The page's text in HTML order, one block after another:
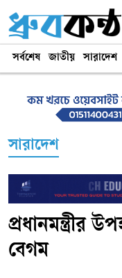
সর্বশেষ জাতীয় সারাদেশ
সারাদেশ
প্রধানমন্ত্রীর
বেগম